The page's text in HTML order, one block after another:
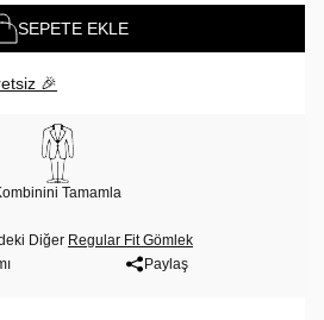
SEPETE EKLE
🎉
Tamamla
Diğer Regular Fit Gömlek
Paylaş